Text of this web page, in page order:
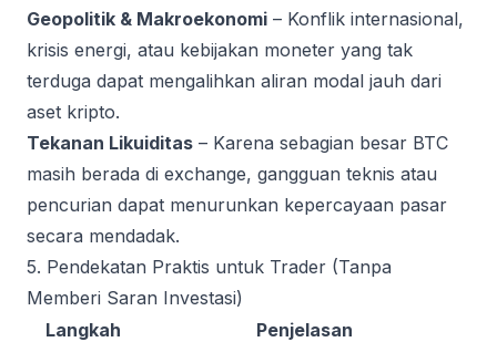
Geopolitik & Makroekonomi – Konflik internasional,
krisis energi, atau kebijakan moneter yang tak
terduga dapat mengalihkan aliran modal jauh dari
aset kripto.
Tekanan Likuiditas – Karena sebagian besar BTC
masih berada di exchange, gangguan teknis atau
pencurian dapat menurunkan kepercayaan pasar
secara mendadak.
5. Pendekatan Praktis untuk Trader (Tanpa
Memberi Saran Investasi)
Langkah
Penjelasan